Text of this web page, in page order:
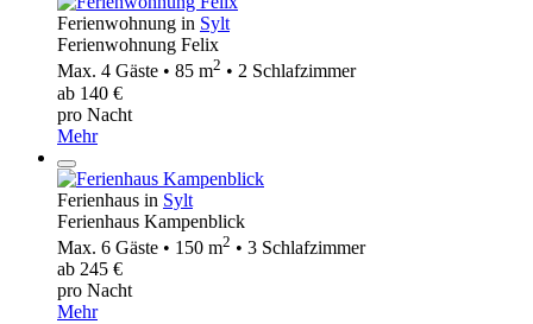
Ferienwohnung in Sylt
Ferienwohnung Felix
Max. 4 Gäste • 85 m2 • 2 Schlafzimmer
ab 140 €
pro Nacht
Mehr
Ferienhaus in Sylt
Ferienhaus Kampenblick
Max. 6 Gäste • 150 m2 • 3 Schlafzimmer
ab 245 €
pro Nacht
Mehr